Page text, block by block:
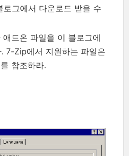
로그에서 다운로드 받을 수
애드온 파일을 이 블로그에
7-Zip에서 지원하는 파일은
참조하라.